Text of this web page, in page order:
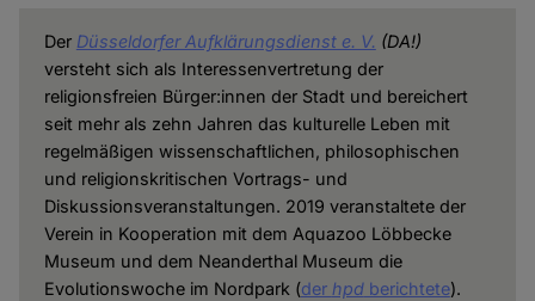
Der Düsseldorfer Aufklärungsdienst e. V. (DA!)
versteht sich als Interessenvertretung der
religionsfreien Bürger:innen der Stadt und bereichert
seit mehr als zehn Jahren das kulturelle Leben mit
regelmäßigen wissenschaftlichen, philosophischen
und religionskritischen Vortrags- und
Diskussionsveranstaltungen. 2019 veranstaltete der
Verein in Kooperation mit dem Aquazoo Löbbecke
Museum und dem Neanderthal Museum die
Evolutionswoche im Nordpark (der hpdberichtete).